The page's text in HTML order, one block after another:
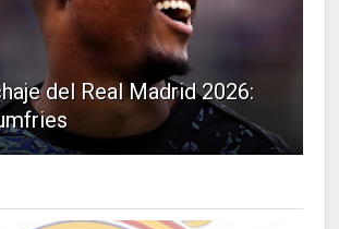
del Real Madrid 2026: